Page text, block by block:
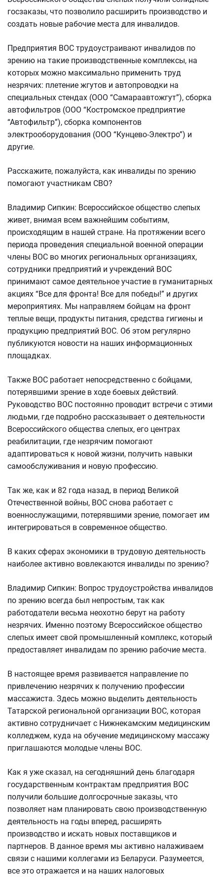
госзаказы, что позволило расширить производство и
создать новые рабочие места для инвалидов.
Предприятия ВОС трудоустраивают инвалидов по
зрению на такие производственные комплексы, на
которых можно максимально применить труд
незрячих: плетение жгутов и автопроводки на
специальных стендах (ООО “Самараавтожгут”), сборка
автофильтров (ООО “Костромское предприятие
“Автофильтр”), сборка компонентов
электрооборудования (ООО “Кунцево-Электро”) и
другие.
Расскажите, пожалуйста, как инвалиды по зрению
помогают участникам СВО?
Владимир Сипкин: Всероссийское общество слепых
живет, внимая всем важнейшим событиям,
происходящим в нашей стране. На протяжении всего
периода проведения специальной военной операции
члены ВОС во многих региональных организациях,
сотрудники предприятий и учреждений ВОС
принимают самое деятельное участие в гуманитарных
акциях “Все для фронта! Все для победы!” и других
мероприятиях. Мы направляем бойцам на фронт
теплые вещи, продукты питания, средства гигиены и
продукцию предприятий ВОС. Об этом регулярно
публикуются новости на наших информационных
площадках.
Также ВОС работает непосредственно с бойцами,
потерявшими зрение в ходе боевых действий.
Руководство ВОС постоянно проводит встречи с этими
людьми, где подробно рассказывает о деятельности
Всероссийского общества слепых, его центрах
реабилитации, где незрячим помогают
адаптироваться к новой жизни, получить навыки
самообслуживания и новую профессию.
Так же, как и 82 года назад, в период Великой
Отечественной войны, ВОС снова работает с
военнослужащими, потерявшими зрение, помогает им
интегрироваться в современное общество.
В каких сферах экономики в трудовую деятельность
наиболее активно вовлекаются инвалиды по зрению?
Владимир Сипкин: Вопрос трудоустройства инвалидов
по зрению всегда был непростым, так как
работодатели весьма неохотно берут на работу
незрячих. Именно поэтому Всероссийское общество
слепых имеет свой промышленный комплекс, который
предоставляет инвалидам по зрению рабочие места.
В настоящее время развивается направление по
привлечению незрячих к получению профессии
массажиста. Здесь можно выделить деятельность
Татарской региональной организации ВОС, которая
активно сотрудничает с Нижнекамским медицинским
колледжем, куда на обучение медицинскому массажу
приглашаются молодые члены ВОС.
Как я уже сказал, на сегодняшний день благодаря
государственным контрактам предприятия ВОС
получили большие долгосрочные заказы, что
позволяет нам планировать свою производственную
деятельность на годы вперед, расширять
производство и искать новых поставщиков и
партнеров. В данное время мы активно налаживаем
связи с нашими коллегами из Беларуси. Разумеется,
все это отражается и на наших налоговых